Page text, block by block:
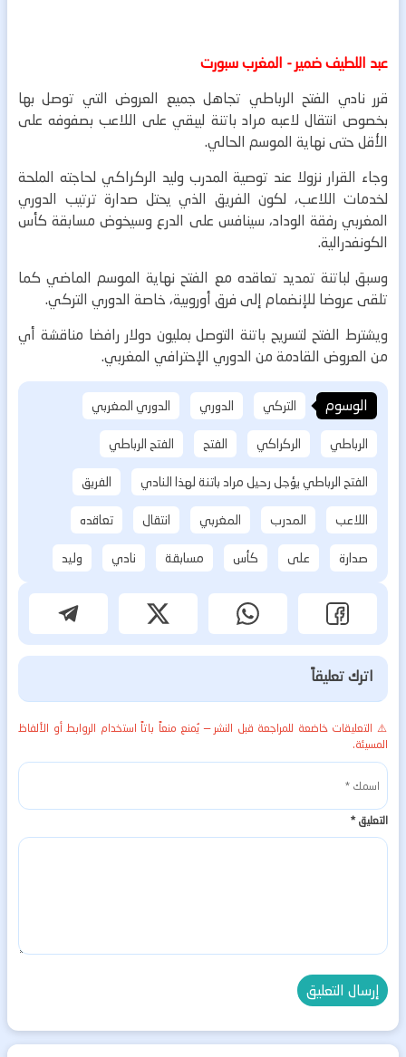
عبد اللطيف ضمير - المغرب سبورت
قرر نادي الفتح الرباطي تجاهل جميع العروض التي توصل بها
بخصوص انتقال لاعبه مراد باتنة ليبقي على اللاعب بصفوفه على
الأقل حتى نهاية الموسم الحالي.
وجاء القرار نزولا عند توصية المدرب وليد الركراكي لحاجته الملحة
لخدمات اللاعب، لكون الفريق الذي يحتل صدارة ترتيب الدوري
المغربي رفقة الوداد، سينافس على الدرع وسيخوض مسابقة كأس
الكونفدرالية.
وسبق لباتنة تمديد تعاقده مع الفتح نهاية الموسم الماضي كما
تلقى عروضا للإنضمام إلى فرق أوروبية، خاصة الدوري التركي.
ويشترط الفتح لتسريح باتنة التوصل بمليون دولار رافضا مناقشة أي
من العروض القادمة من الدوري الإحترافي المغربي.
الوسوم التركي الدوري
الدوري المغربي
الرباطي
الركراكي الفتح
الفتح الرباطي
الفتح الرباطي يؤجل رحيل مراد باتنة لهذا النادي
الفريق
اللاعب
المدرب المغربي انتقال
تعاقده
صدارة
على كأس مسابقة نادي وليد
اترك تعليقاً
⚠️ التعليقات خاضعة للمراجعة قبل النشر — يُمنع منعاً باتاً استخدام الروابط أو الألفاظ
المسيئة.
التعليق*